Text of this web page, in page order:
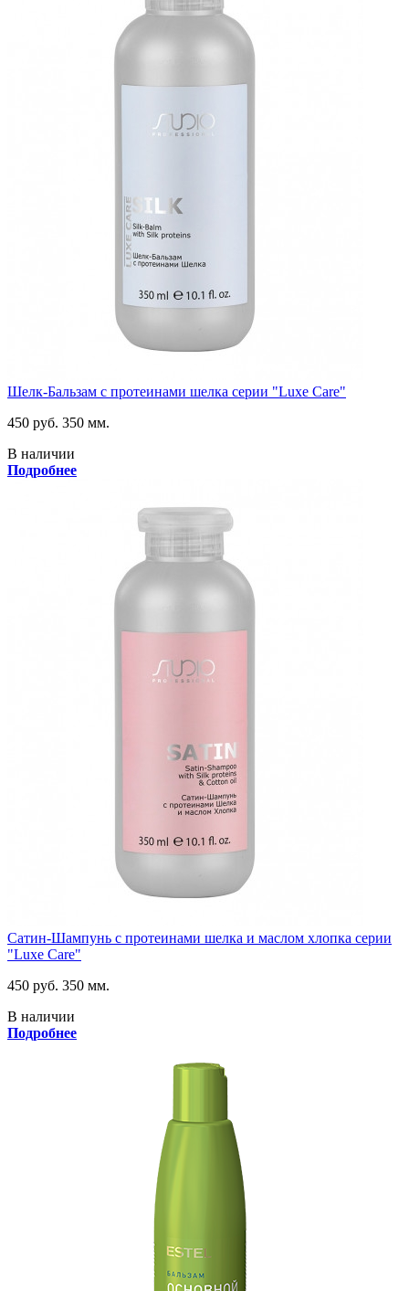
Шелк-Бальзам с протеинами шелка серии "Luxe Care"
450 руб. 350 мм.
В наличии
Подробнее
Сатин-Шампунь с протеинами шелка и маслом хлопка серии
"Luxe Care"
450 руб. 350 мм.
В наличии
Подробнее